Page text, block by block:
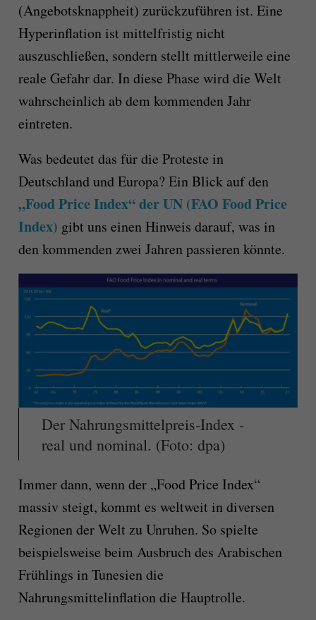
(Angebotsknappheit) zurückzuführen ist. Eine
Hyperinflation ist mittelfristig nicht
auszuschließen, sondern stellt mittlerweile eine
reale Gefahr dar. In diese Phase wird die Welt
wahrscheinlich ab dem kommenden Jahr
eintreten.
Was bedeutet das für die Proteste in
Deutschland und Europa? Ein Blick auf den
„Food Price Index“ der UN (FAO Food Price
Index) gibt uns einen Hinweis darauf, was in
den kommenden zwei Jahren passieren könnte.
Der Nahrungsmittelpreis-Index -
real und nominal. (Foto: dpa)
Immer dann, wenn der „Food Price Index“
massiv steigt, kommt es weltweit in diversen
Regionen der Welt zu Unruhen. So spielte
beispielsweise beim Ausbruch des Arabischen
Frühlings in Tunesien die
Nahrungsmittelinflation die Hauptrolle.